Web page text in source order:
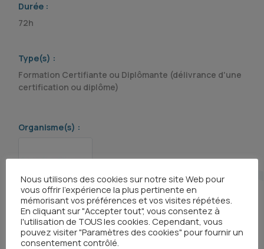
Durée :
72h
Type(s) :
Formation Certifiante ou Diplômante (délivrance d'une
certification ou diplôme)
Organisme(s) :
Nous utilisons des cookies sur notre site Web pour
vous offrir l'expérience la plus pertinente en
mémorisant vos préférences et vos visites répétées.
En cliquant sur "Accepter tout", vous consentez à
l'utilisation de TOUS les cookies. Cependant, vous
pouvez visiter "Paramètres des cookies" pour fournir un
consentement contrôlé.